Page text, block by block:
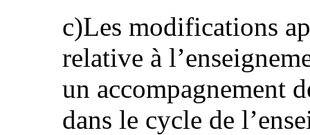
c)Les modifications
relative à
un accompagnement
dans le cycle de